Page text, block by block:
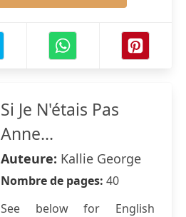
Si Je N'étais Pas
Anne...
Auteure: Kallie George
Nombre de pages: 40
See below for English